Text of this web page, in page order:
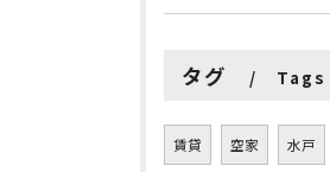
タグ Tags
賃貸 空家 水戸